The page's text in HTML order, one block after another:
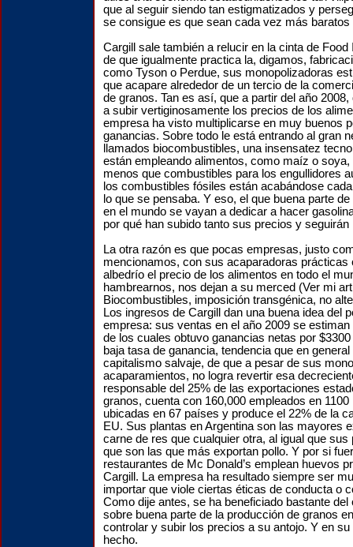
que al seguir siendo tan estigmatizados y
se consigue es que sean cada vez más
Cargill sale también a relucir en la cinta de
de que igualmente practica la, digamos,
como Tyson o Perdue, sus monopolizadoras
que acapare alrededor de un tercio de la
de granos. Tan es así, que a partir del año
a subir vertiginosamente los precios de los
empresa ha visto multiplicarse en muy buenos
ganancias. Sobre todo le está entrando al gran
llamados biocombustibles, una insensatez
están empleando alimentos, como maíz o soya,
menos que combustibles para los engullidores
los combustibles fósiles están acabándose
lo que se pensaba. Y eso, el que buena parte
en el mundo se vayan a dedicar a hacer
por qué han subido tanto sus precios y seguirán
La otra razón es que pocas empresas, justo
mencionamos, con sus acaparadoras prácticas
albedrío el precio de los alimentos en todo el
hambrearnos, nos dejan a su merced (Ver mi
Biocombustibles, imposición transgénica, no
Los ingresos de Cargill dan una buena idea del
empresa: sus ventas en el año 2009 se estiman
de los cuales obtuvo ganancias netas por
baja tasa de ganancia, tendencia que en
capitalismo salvaje, de que a pesar de sus
acaparamientos, no logra revertir esa
responsable del 25% de las exportaciones
granos, cuenta con 160,000 empleados en
ubicadas en 67 países y produce el 22% de la
EU. Sus plantas en Argentina son las mayores
carne de res que cualquier otra, al igual que sus
que son las que más exportan pollo. Y por si
restaurantes de Mc Donald’s emplean huevos
Cargill. La empresa ha resultado siempre ser
importar que viole ciertas éticas de conducta o
Como dije antes, se ha beneficiado bastante del
sobre buena parte de la producción de granos
controlar y subir los precios a su antojo. Y en
hecho.